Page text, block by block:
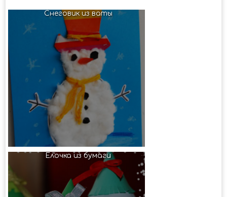
Снеговик из ваты
Елочка из бумаги